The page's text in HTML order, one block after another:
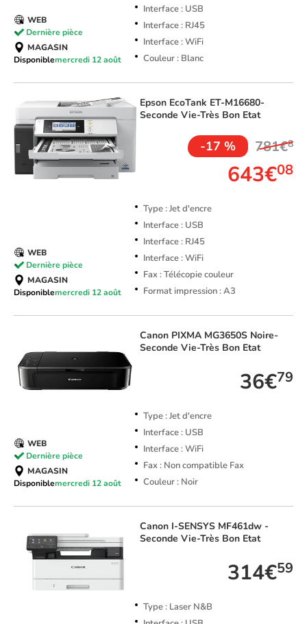
Interface : USB
Interface : RJ45
Interface : WiFi
Couleur : Blanc
WEB
Dernière pièce
MAGASIN
Disponiblemercredi 12 août
Epson EcoTank ET-M16680-
Seconde Vie-Très Bon Etat
-17 % 781€8
643€08
Type : Jet d'encre
Interface : USB
Interface : RJ45
Interface : WiFi
Fax : Télécopie couleur
Format impression : A3
WEB
Dernière pièce
MAGASIN
Disponiblemercredi 12 août
Canon PIXMA MG3650S Noire-
Seconde Vie-Très Bon Etat
36€79
Type : Jet d'encre
Interface : USB
Interface : WiFi
Fax : Non compatible Fax
Couleur : Noir
WEB
Dernière pièce
MAGASIN
Disponiblemercredi 12 août
Canon I-SENSYS MF461dw -
Seconde Vie-Très Bon Etat
314€59
Type : Laser N&B